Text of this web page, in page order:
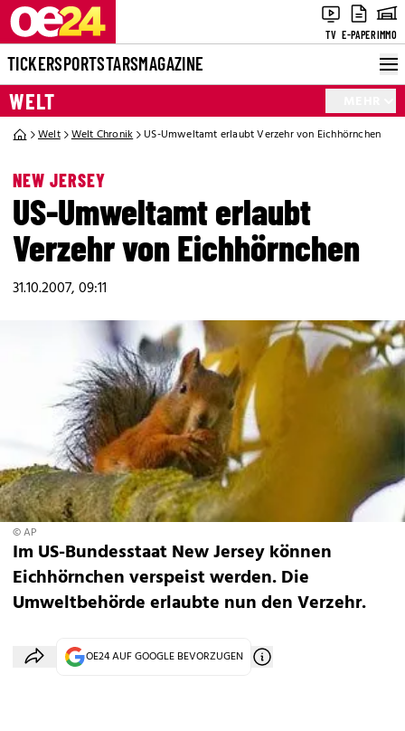
TV E-PAPERIMMO
TICKERSPORTSTARSMAGAZINE
WELT
Welt Welt Chronik US-Umweltamt erlaubt Verzehr von Eichhörnchen
NEW JERSEY
US-Umweltamt erlaubt
Verzehr von Eichhörnchen
31.10.2007, 09:11
© AP
Im US-Bundesstaat New Jersey können
Eichhörnchen verspeist werden. Die
Umweltbehörde erlaubte nun den Verzehr.
OE24 AUF GOOGLE BEVORZUGEN